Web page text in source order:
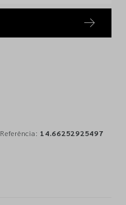
Referência: 14.66252925497